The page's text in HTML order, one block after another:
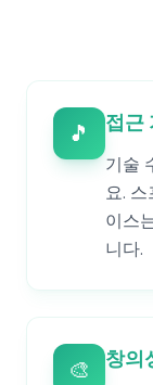
🎵 접근
기술
요.
이스
니다.
🎨 창의